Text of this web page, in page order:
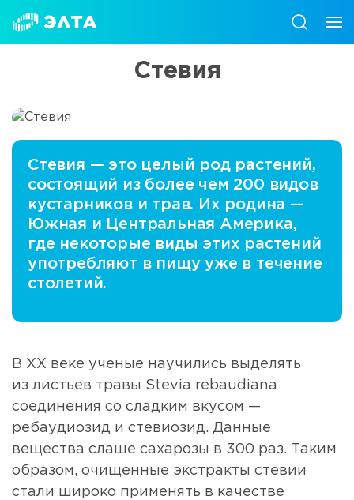
Стевия
Стевия — это целый род растений,
состоящий из более чем 200 видов
кустарников и трав. Их родина —
Южная и Центральная Америка,
где некоторые виды этих растений
употребляют в пищу уже в течение
столетий.
В ХХ веке ученые научились выделять
из листьев травы Stevia rebaudiana
соединения со сладким вкусом —
ребаудиозид и стевиозид. Данные
вещества слаще сахарозы в 300 раз. Таким
образом, очищенные экстракты стевии
стали широко применять в качестве